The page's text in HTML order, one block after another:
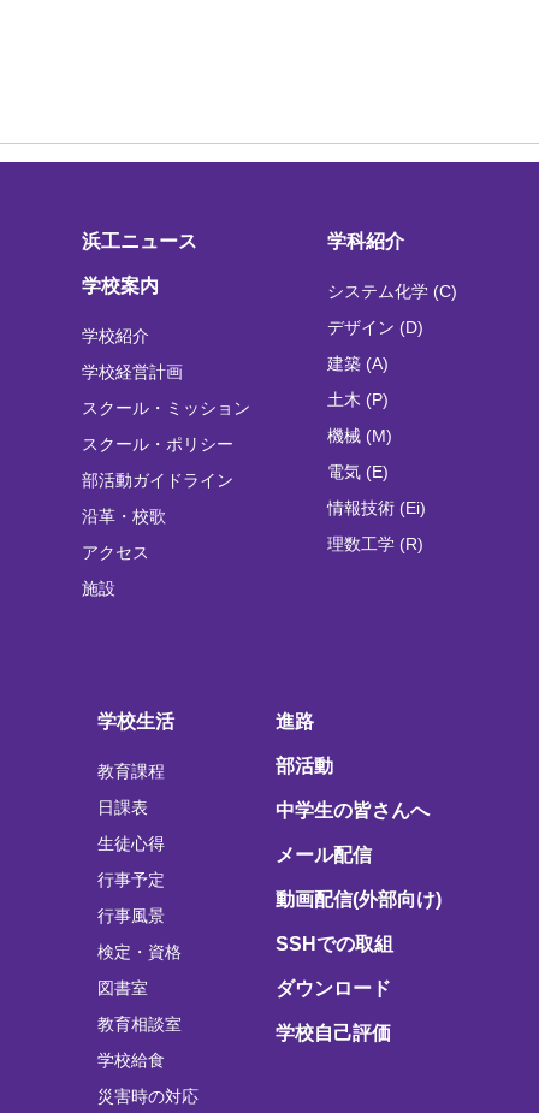
浜工ニュース
学校案内
学校紹介
学校経営計画
スクール・ミッション
スクール・ポリシー
部活動ガイドライン
沿革・校歌
アクセス
施設
学科紹介
システム化学 (C)
デザイン (D)
建築 (A)
土木 (P)
機械 (M)
電気 (E)
情報技術 (Ei)
理数工学 (R)
学校生活
教育課程
日課表
生徒心得
行事予定
行事風景
検定・資格
図書室
教育相談室
学校給食
災害時の対応
進路
部活動
中学生の皆さんへ
メール配信
動画配信(外部向け)
SSHでの取組
ダウンロード
学校自己評価